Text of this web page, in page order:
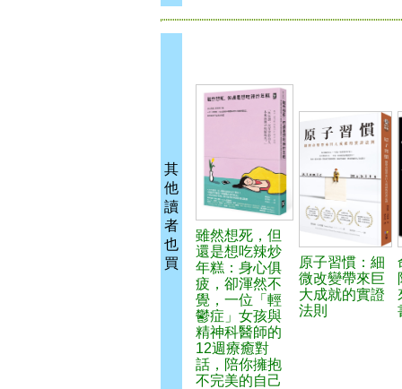
其
他
讀
者
也
買
雖然想死，但
還是想吃辣炒
年糕：身心俱
疲，卻渾然不
覺，一位「輕
鬱症」女孩與
精神科醫師的
12週療癒對
話，陪你擁抱
不完美的自己
原子習慣：細
微改變帶來巨
大成就的實證
法則